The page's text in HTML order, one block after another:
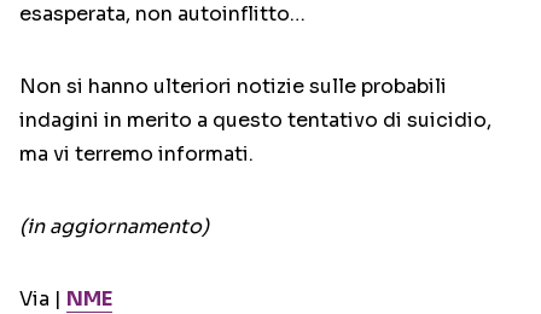
esasperata, non autoinflitto…
Non si hanno ulteriori notizie sulle probabili
indagini in merito a questo tentativo di suicidio,
ma vi terremo informati.
(in aggiornamento)
Via | NME